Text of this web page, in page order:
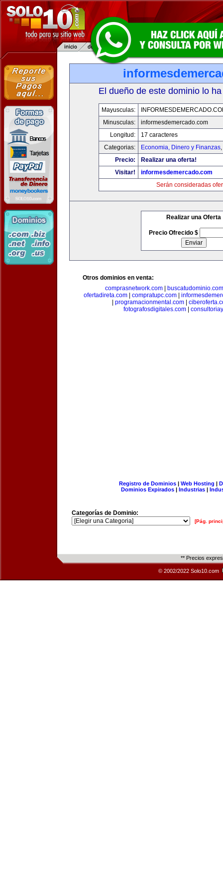
El dueño de este dominio lo
Mayusculas:
Minusculas:
informesdemercado.com
Longitud:
17 caracteres
Categorias:
Economia, Dinero y Finanzas,
Precio:
Realizar una oferta!
Visitar!
informesdemercado.com
Serán consideradas
Realizar una Oferta
Precio Ofrecido $
Otros dominios en venta:
comprasnetwork.com
buscatudominio.com
ofertadireta.com| compratupc.com|
programacionmental.com|
fotografosdigitales.com|
Registro de Dominios| Web Hosting |
Dominios Expirados | Industrias |
Categorías de Dominio:
[Pág.
** Precios
© 2002/2022 Solo10.com